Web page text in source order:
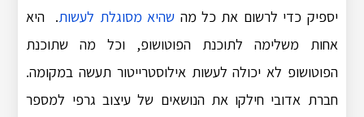
יספיק כדי לרשום את כל מה שהיא מסוגלת לעשות. היא
אחות משלימה לתוכנת הפוטושופ, וכל מה שתוכנת
הפוטושופ לא יכולה לעשות אילוסטרייטור תעשה במקומה.
חברת אדובי חילקו את הנושאים של עיצוב גרפי למספר